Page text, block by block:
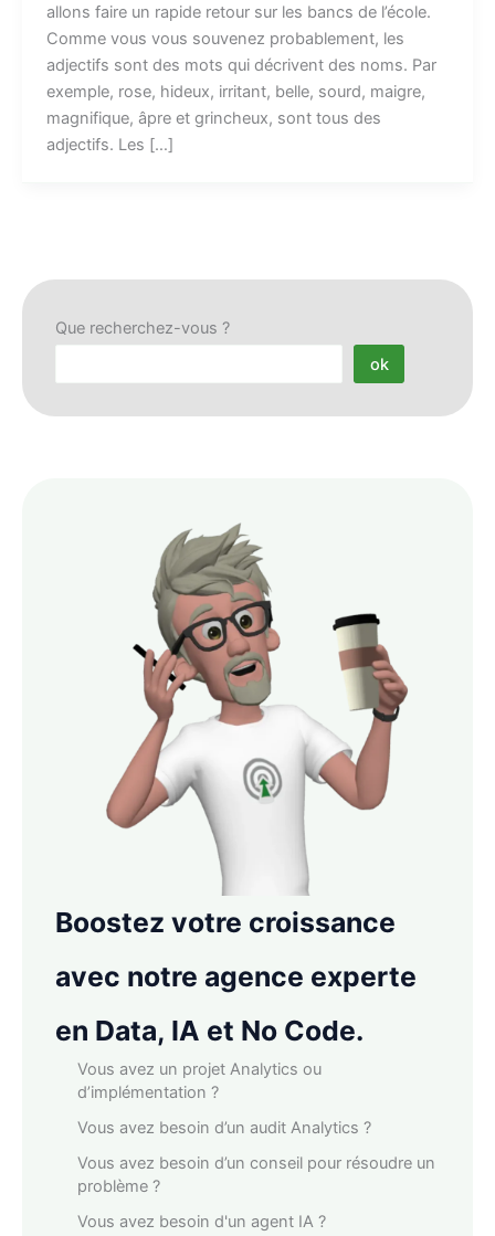
allons faire un rapide retour sur les bancs de l’école.
Comme vous vous souvenez probablement, les
adjectifs sont des mots qui décrivent des noms. Par
exemple, rose, hideux, irritant, belle, sourd, maigre,
magnifique, âpre et grincheux, sont tous des
adjectifs. Les […]
Que recherchez-vous ?
ok
Boostez votre croissance
avec notre agence experte
en Data, IA et No Code.
Vous avez un projet Analytics ou
d’implémentation ?
Vous avez besoin d’un audit Analytics ?
Vous avez besoin d’un conseil pour résoudre un
problème ?
Vous avez besoin d'un agent IA ?